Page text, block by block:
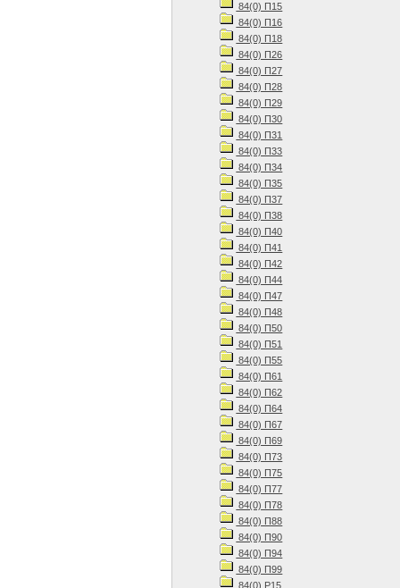
84(0) П15
84(0) П16
84(0) П18
84(0) П26
84(0) П27
84(0) П28
84(0) П29
84(0) П30
84(0) П31
84(0) П33
84(0) П34
84(0) П35
84(0) П37
84(0) П38
84(0) П40
84(0) П41
84(0) П42
84(0) П44
84(0) П47
84(0) П48
84(0) П50
84(0) П51
84(0) П55
84(0) П61
84(0) П62
84(0) П64
84(0) П67
84(0) П69
84(0) П73
84(0) П75
84(0) П77
84(0) П78
84(0) П88
84(0) П90
84(0) П94
84(0) П99
84(0) Р15